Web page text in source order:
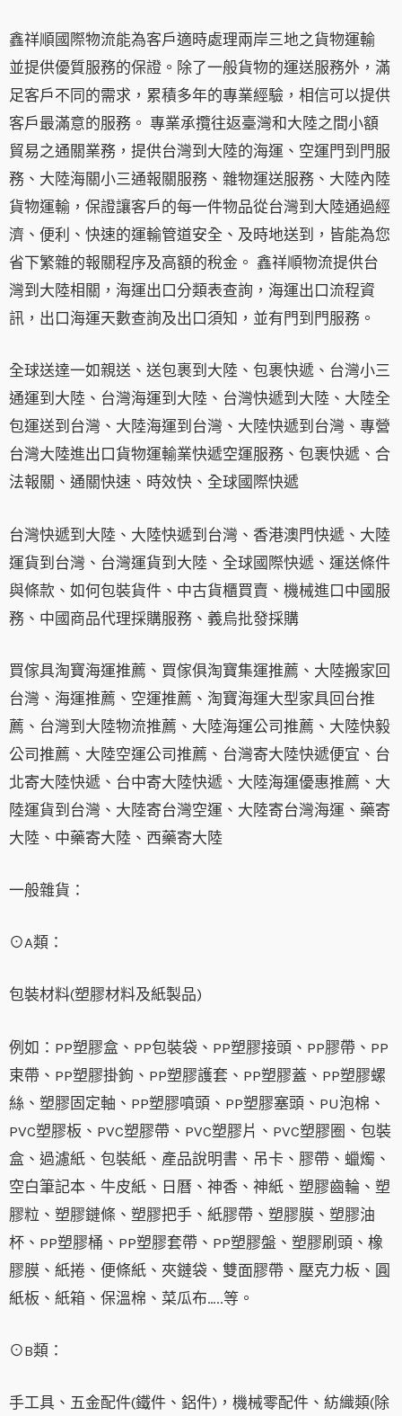
鑫祥順國際物流能為客戶適時處理兩岸三地之貨物運輸
並提供優質服務的保證。除了一般貨物的運送服務外，滿
足客戶不同的需求，累積多年的專業經驗，相信可以提供
客戶最滿意的服務。 專業承攬往返臺灣和大陸之間小額
貿易之通關業務，提供台灣到大陸的海運、空運門到門服
務、大陸海關小三通報關服務、雜物運送服務、大陸內陸
貨物運輸，保證讓客戶的每一件物品從台灣到大陸通過經
濟、便利、快速的運輸管道安全、及時地送到，皆能為您
省下繁雜的報關程序及高額的稅金。 鑫祥順物流提供台
灣到大陸相關，海運出口分類表查詢，海運出口流程資
訊，出口海運天數查詢及出口須知，並有門到門服務。
全球送達一如親送、送包裹到大陸、包裹快遞、台灣小三
通運到大陸、台灣海運到大陸、台灣快遞到大陸、大陸全
包運送到台灣、大陸海運到台灣、大陸快遞到台灣、專營
台灣大陸進出口貨物運輸業快遞空運服務、包裹快遞、合
法報關、通關快速、時效快、全球國際快遞
台灣快遞到大陸、大陸快遞到台灣、香港澳門快遞、大陸
運貨到台灣、台灣運貨到大陸、全球國際快遞、運送條件
與條款、如何包裝貨件、中古貨櫃買賣、機械進口中國服
務、中國商品代理採購服務、義烏批發採購
買傢具淘寶海運推薦、買傢俱淘寶集運推薦、大陸搬家回
台灣、海運推薦、空運推薦、淘寶海運大型家具回台推
薦、台灣到大陸物流推薦、大陸海運公司推薦、大陸快毅
公司推薦、大陸空運公司推薦、台灣寄大陸快遞便宜、台
北寄大陸快遞、台中寄大陸快遞、大陸海運優惠推薦、大
陸運貨到台灣、大陸寄台灣空運、大陸寄台灣海運、藥寄
大陸、中藥寄大陸、西藥寄大陸
一般雜貨：
⊙A類：
包裝材料(塑膠材料及紙製品)
例如：PP塑膠盒、PP包裝袋、PP塑膠接頭、PP膠帶、PP
束帶、PP塑膠掛鉤、PP塑膠護套、PP塑膠蓋、PP塑膠螺
絲、塑膠固定軸、PP塑膠噴頭、PP塑膠塞頭、PU泡棉、
PVC塑膠板、PVC塑膠帶、PVC塑膠片、PVC塑膠圈、包裝
盒、過濾紙、包裝紙、產品說明書、吊卡、膠帶、蠟燭、
空白筆記本、牛皮紙、日曆、神香、神紙、塑膠齒輪、塑
膠粒、塑膠鏈條、塑膠把手、紙膠帶、塑膠膜、塑膠油
杯、PP塑膠桶、PP塑膠套帶、PP塑膠盤、塑膠刷頭、橡
膠膜、紙捲、便條紙、夾鏈袋、雙面膠帶、壓克力板、圓
紙板、紙箱、保溫棉、菜瓜布…..等。
⊙B類：
手工具、五金配件(鐵件、鋁件)，機械零配件、紡織類(除